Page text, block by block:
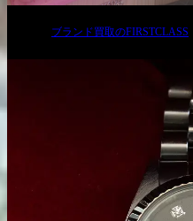
03-6908-5890
ブランド買取のFIRSTCLASS